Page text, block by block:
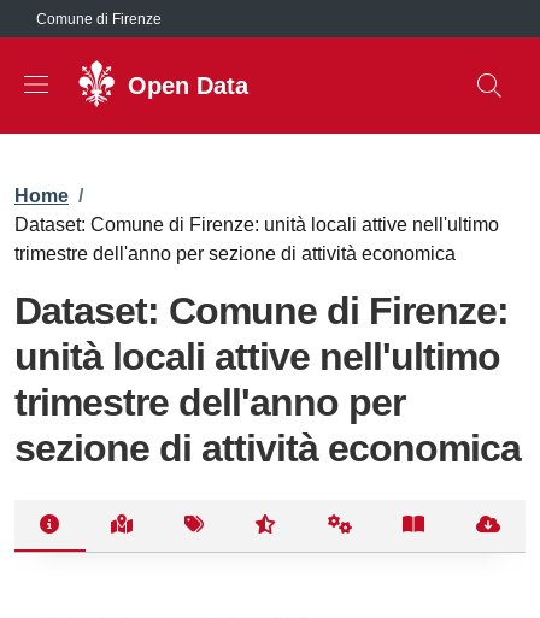
Salta al contenuto principale
Comune di Firenze
Open Data
Briciole di pane
Home /
Dataset: Comune di Firenze: unità locali attive nell'ultimo
trimestre dell'anno per sezione di attività economica
Dataset: Comune di Firenze:
unità locali attive nell'ultimo
trimestre dell'anno per
sezione di attività economica